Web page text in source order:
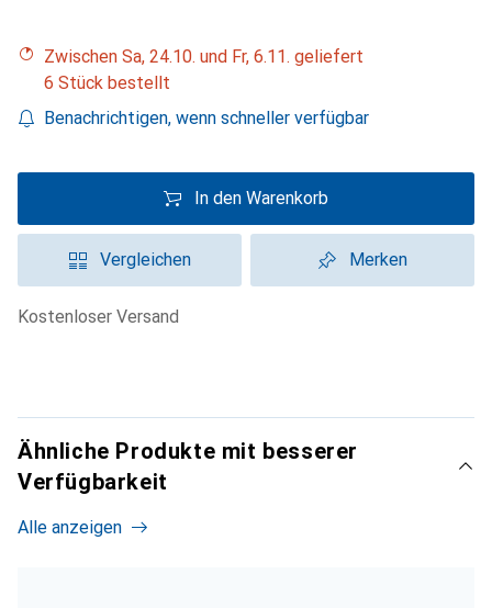
Zwischen Sa, 24.10. und Fr, 6.11. geliefert
6 Stück bestellt
Benachrichtigen, wenn schneller verfügbar
In den Warenkorb
Vergleichen Merken
kostenloser Versand
Ähnliche Produkte mit besserer
Verfügbarkeit
Alle anzeigen